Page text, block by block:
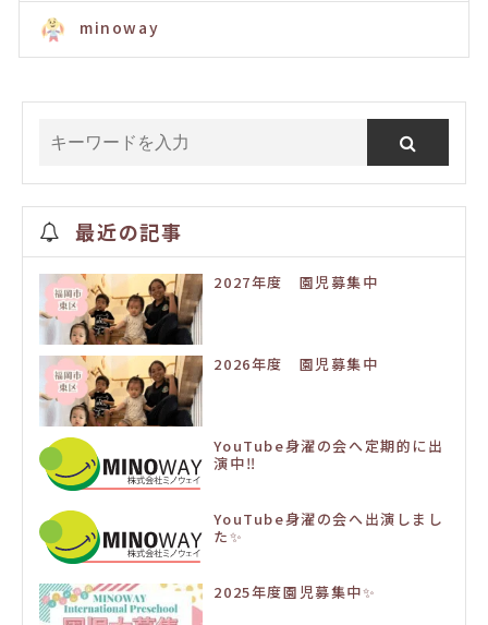
minoway
最近の記事
2027年度 園児募集中
2026年度 園児募集中
YouTube身濯の会へ定期的に出
演中‼️
YouTube身濯の会へ出演しまし
た✨
2025年度園児募集中✨